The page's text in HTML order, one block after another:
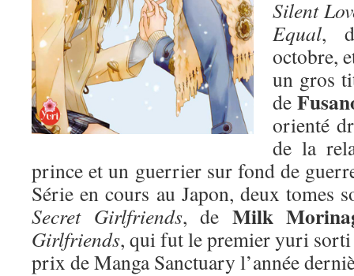
Silent
Equal,
octobre,
un gros
de
orienté
de la
prince et un guerrier sur fond de
Série en cours au Japon, deux tomes
Secret Girlfriends, de Milk
Girlfriends, qui fut le premier yuri sorti
prix de Manga Sanctuary l’année